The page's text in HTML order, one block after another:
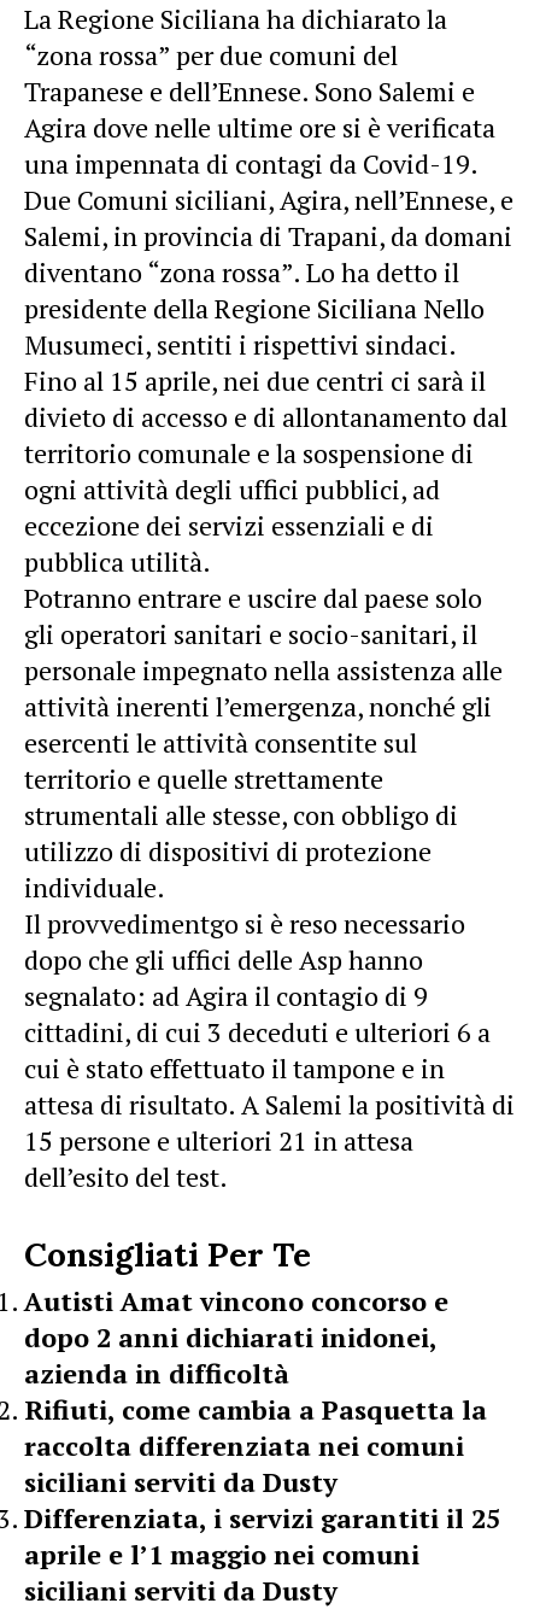
La Regione Siciliana ha dichiarato la
“zona rossa” per due comuni del
Trapanese e dell’Ennese. Sono Salemi e
Agira dove nelle ultime ore si è verificata
una impennata di contagi da Covid-19.
Due Comuni siciliani, Agira, nell’Ennese, e
Salemi, in provincia di Trapani, da domani
diventano “zona rossa”. Lo ha detto il
presidente della Regione Siciliana Nello
Musumeci, sentiti i rispettivi sindaci.
Fino al 15 aprile, nei due centri ci sarà il
divieto di accesso e di allontanamento dal
territorio comunale e la sospensione di
ogni attività degli uffici pubblici, ad
eccezione dei servizi essenziali e di
pubblica utilità.
Potranno entrare e uscire dal paese solo
gli operatori sanitari e socio-sanitari, il
personale impegnato nella assistenza alle
attività inerenti l’emergenza, nonché gli
esercenti le attività consentite sul
territorio e quelle strettamente
strumentali alle stesse, con obbligo di
utilizzo di dispositivi di protezione
individuale.
Il provvedimentgo si è reso necessario
dopo che gli uffici delle Asp hanno
segnalato: ad Agira il contagio di 9
cittadini, di cui 3 deceduti e ulteriori 6 a
cui è stato effettuato il tampone e in
attesa di risultato. A Salemi la positività di
15 persone e ulteriori 21 in attesa
dell’esito del test.
Consigliati Per Te
Autisti Amat vincono concorso e
dopo 2 anni dichiarati inidonei,
azienda in difficoltà
Rifiuti, come cambia a Pasquetta la
raccolta differenziata nei comuni
siciliani serviti da Dusty
Differenziata, i servizi garantiti il 25
aprile e l’1 maggio nei comuni
siciliani serviti da Dusty